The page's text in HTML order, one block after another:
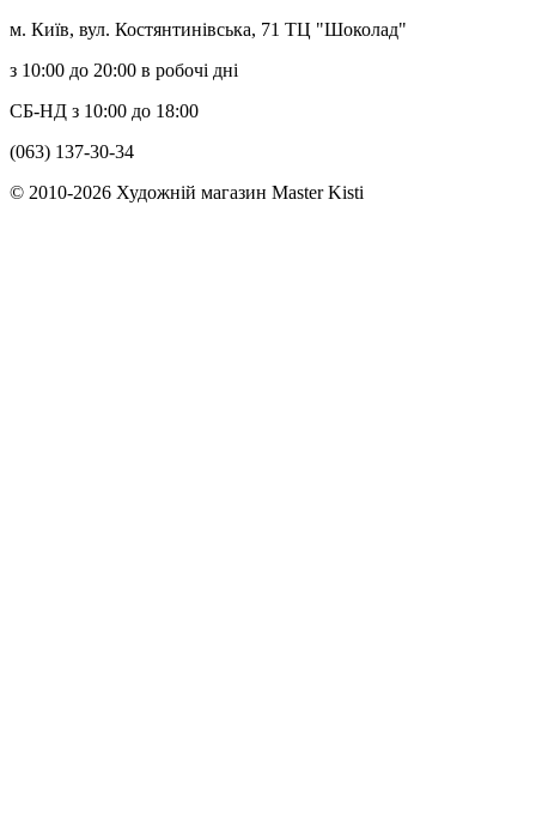
м. Київ, вул. Костянтинівська, 71 ТЦ "Шоколад"
з 10:00 до 20:00 в робочі дні
СБ-НД з 10:00 до 18:00
(063) 137-30-34
© 2010-2026 Художній магазин Master Kisti